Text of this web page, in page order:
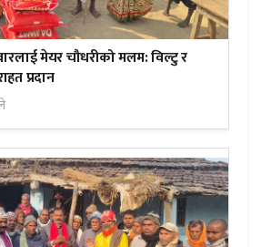
मेयर चौधरीको मलम: विल्टु र
प्रदान